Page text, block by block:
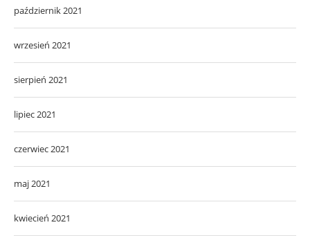
październik 2021
wrzesień 2021
sierpień 2021
lipiec 2021
czerwiec 2021
maj 2021
kwiecień 2021